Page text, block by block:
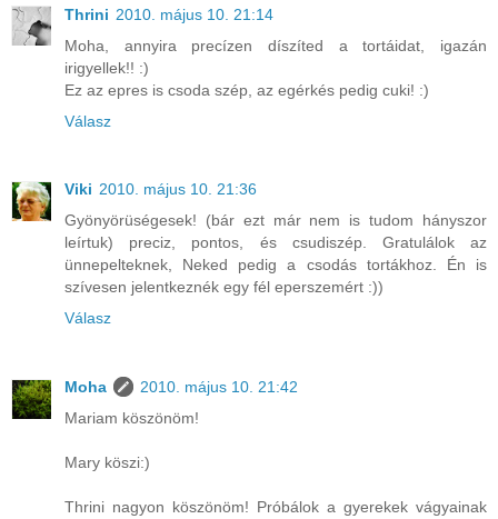
Thrini 2010. május 10. 21:14
Moha, annyira precízen díszíted a tortáidat, igazán
irigyellek!! :)
Ez az epres is csoda szép, az egérkés pedig cuki! :)
Válasz
Viki 2010. május 10. 21:36
Gyönyörüségesek! (bár ezt már nem is tudom hányszor
leírtuk) preciz, pontos, és csudiszép. Gratulálok az
ünnepelteknek, Neked pedig a csodás tortákhoz. Én is
szívesen jelentkeznék egy fél eperszemért :))
Válasz
Moha
2010. május 10. 21:42
Mariam köszönöm!
Mary köszi:)
Thrini nagyon köszönöm! Próbálok a gyerekek vágyainak